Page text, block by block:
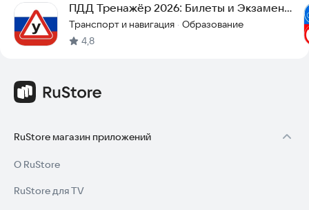
ПДД Тренажёр 2026: Билеты и Экзамен
ГИБДД
Транспорт и навигация · Образование
4,8
RuStore магазин приложений
О RuStore
RuStore для TV